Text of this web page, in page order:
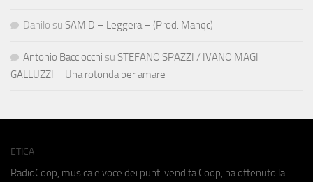
Danilo su SAM D – Leggera – (Prod. Manqc)
Antonio Bacciocchi su STEFANO SPAZZI / IVANO MAGI
GALLUZZI – Una rotonda per amare
ETICA
RadioCoop, musica e voce dei punti vendita Coop, ha ottenuto la